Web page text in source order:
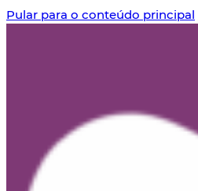
Pular para o conteúdo principal